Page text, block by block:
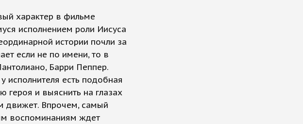
характер в фильме
исполнением роли Иисуса
истории почли за
если не по имени, то в
Барри Пеппер.
есть подобная
героя и выяснить на глазах
движет. Впрочем, самый
воспоминаниям ждет